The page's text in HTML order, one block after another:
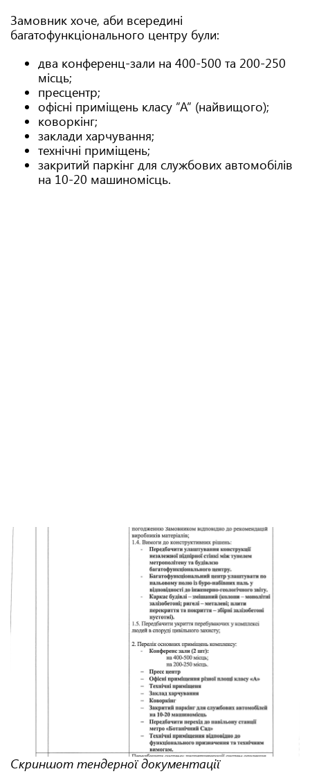
Замовник хоче, аби всередині
багатофункціонального центру були:
два конференц-зали на 400-500 та 200-250
місць;
пресцентр;
офісні приміщень класу ”А” (найвищого);
коворкінг;
заклади харчування;
технічні приміщень;
закритий паркінг для службових автомобілів
на 10-20 машиномісць.
Скриншот тендерної документації